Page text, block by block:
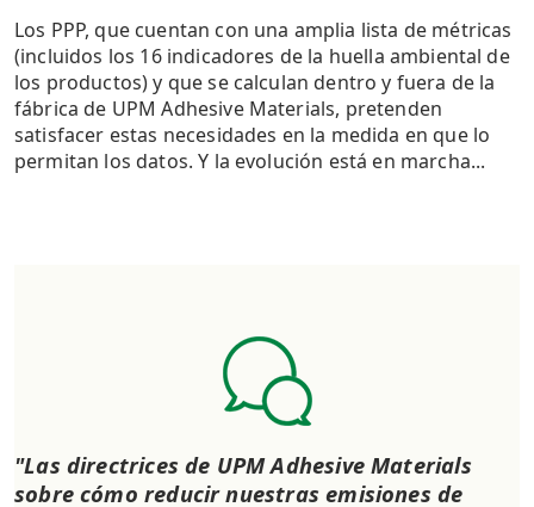
Los PPP, que cuentan con una amplia lista de métricas
(incluidos los 16 indicadores de la huella ambiental de
los productos) y que se calculan dentro y fuera de la
fábrica de UPM Adhesive Materials, pretenden
satisfacer estas necesidades en la medida en que lo
permitan los datos. Y la evolución está en marcha...
"Las directrices de UPM Adhesive Materials
sobre cómo reducir nuestras emisiones de